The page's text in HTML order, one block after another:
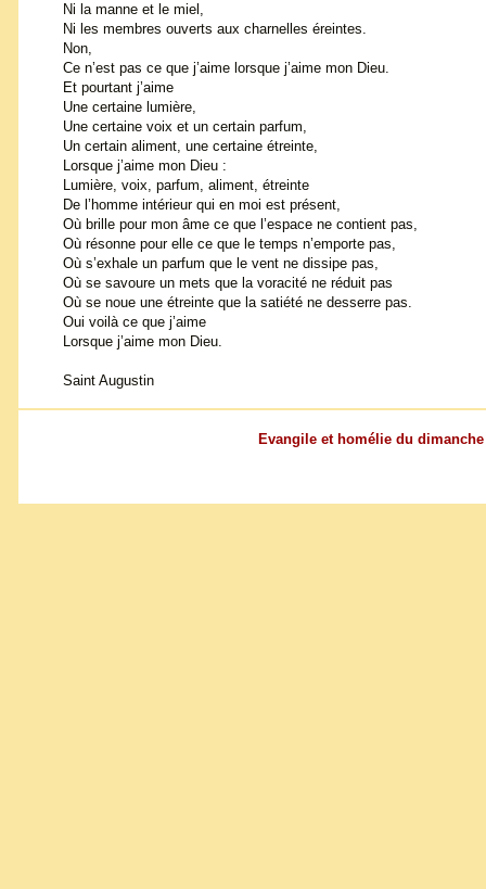
Ni la manne et le miel,
Ni les membres ouverts aux charnelles éreintes.
Non,
Ce n’est pas ce que j’aime lorsque j’aime mon Dieu.
Et pourtant j’aime
Une certaine lumière,
Une certaine voix et un certain parfum,
Un certain aliment, une certaine étreinte,
Lorsque j’aime mon Dieu :
Lumière, voix, parfum, aliment, étreinte
De l’homme intérieur qui en moi est présent,
Où brille pour mon âme ce que l’espace ne contient pas,
Où résonne pour elle ce que le temps n’emporte pas,
Où s’exhale un parfum que le vent ne dissipe pas,
Où se savoure un mets que la voracité ne réduit pas
Où se noue une étreinte que la satiété ne desserre pas.
Oui voilà ce que j’aime
Lorsque j’aime mon Dieu.
Saint Augustin
Evangile et homélie du